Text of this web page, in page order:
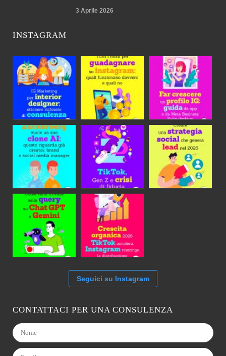
3 Aprile 2026
INSTAGRAM
Seguici su Instagram
CONTATTACI PER UNA CONSULENZA